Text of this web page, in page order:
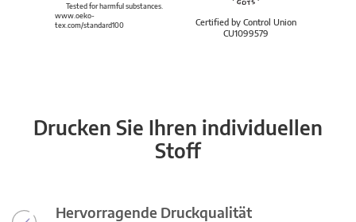
Certified by Control Union
CU1099579
Tested for harmful substances.
www.oeko-
tex.com/standard100
Drucken Sie Ihren individuellen
Stoff
Hervorragende Druckqualität